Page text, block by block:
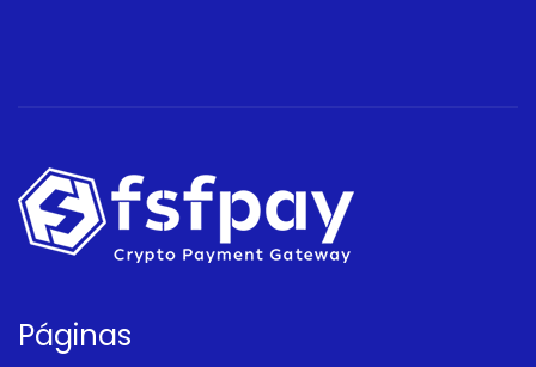
Páginas